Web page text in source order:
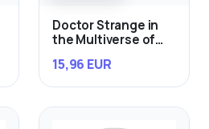
Doctor Strange in
the Multiverse of
15,96 EUR